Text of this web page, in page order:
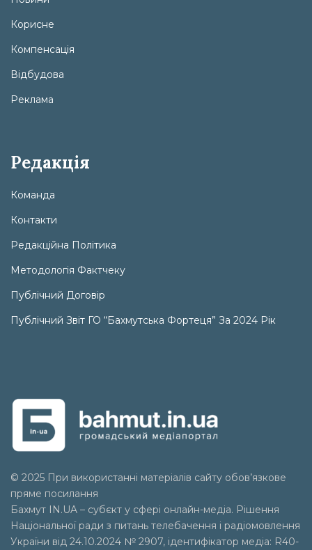
Корисне
Компенсація
Відбудова
Реклама
Редакція
Команда
Контакти
Редакційна Політика
Методологія Фактчеку
Публічний Договір
Публічний Звіт ГО “Бахмутська Фортеця” За 2024 Рік
© 2025 При використанні матеріалів сайту обов’язкове
пряме посилання
Бахмут IN.UA – субєкт у сфері онлайн-медіа. Рішення
Національної ради з питань телебачення і радіомовлення
України від 24.10.2024 № 2907, ідентифікатор медіа: R40-